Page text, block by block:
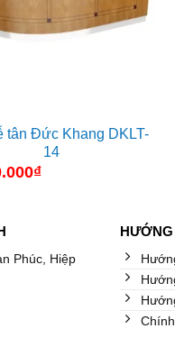
tân Đức Khang DKLT-
14
₫
Phúc, Hiệp